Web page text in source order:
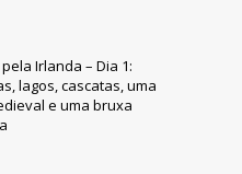
Irlanda – Dia 1:
lagos, cascatas, uma
e uma bruxa